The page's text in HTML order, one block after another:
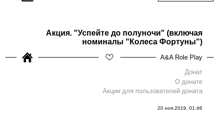
Акция. "Успейте до полуночи" (включая
номиналы "Колеса Фортуны")
A&A Role Play
Донат
О донате
Акции для пользователей доната
20 ноя 2019, 01:46